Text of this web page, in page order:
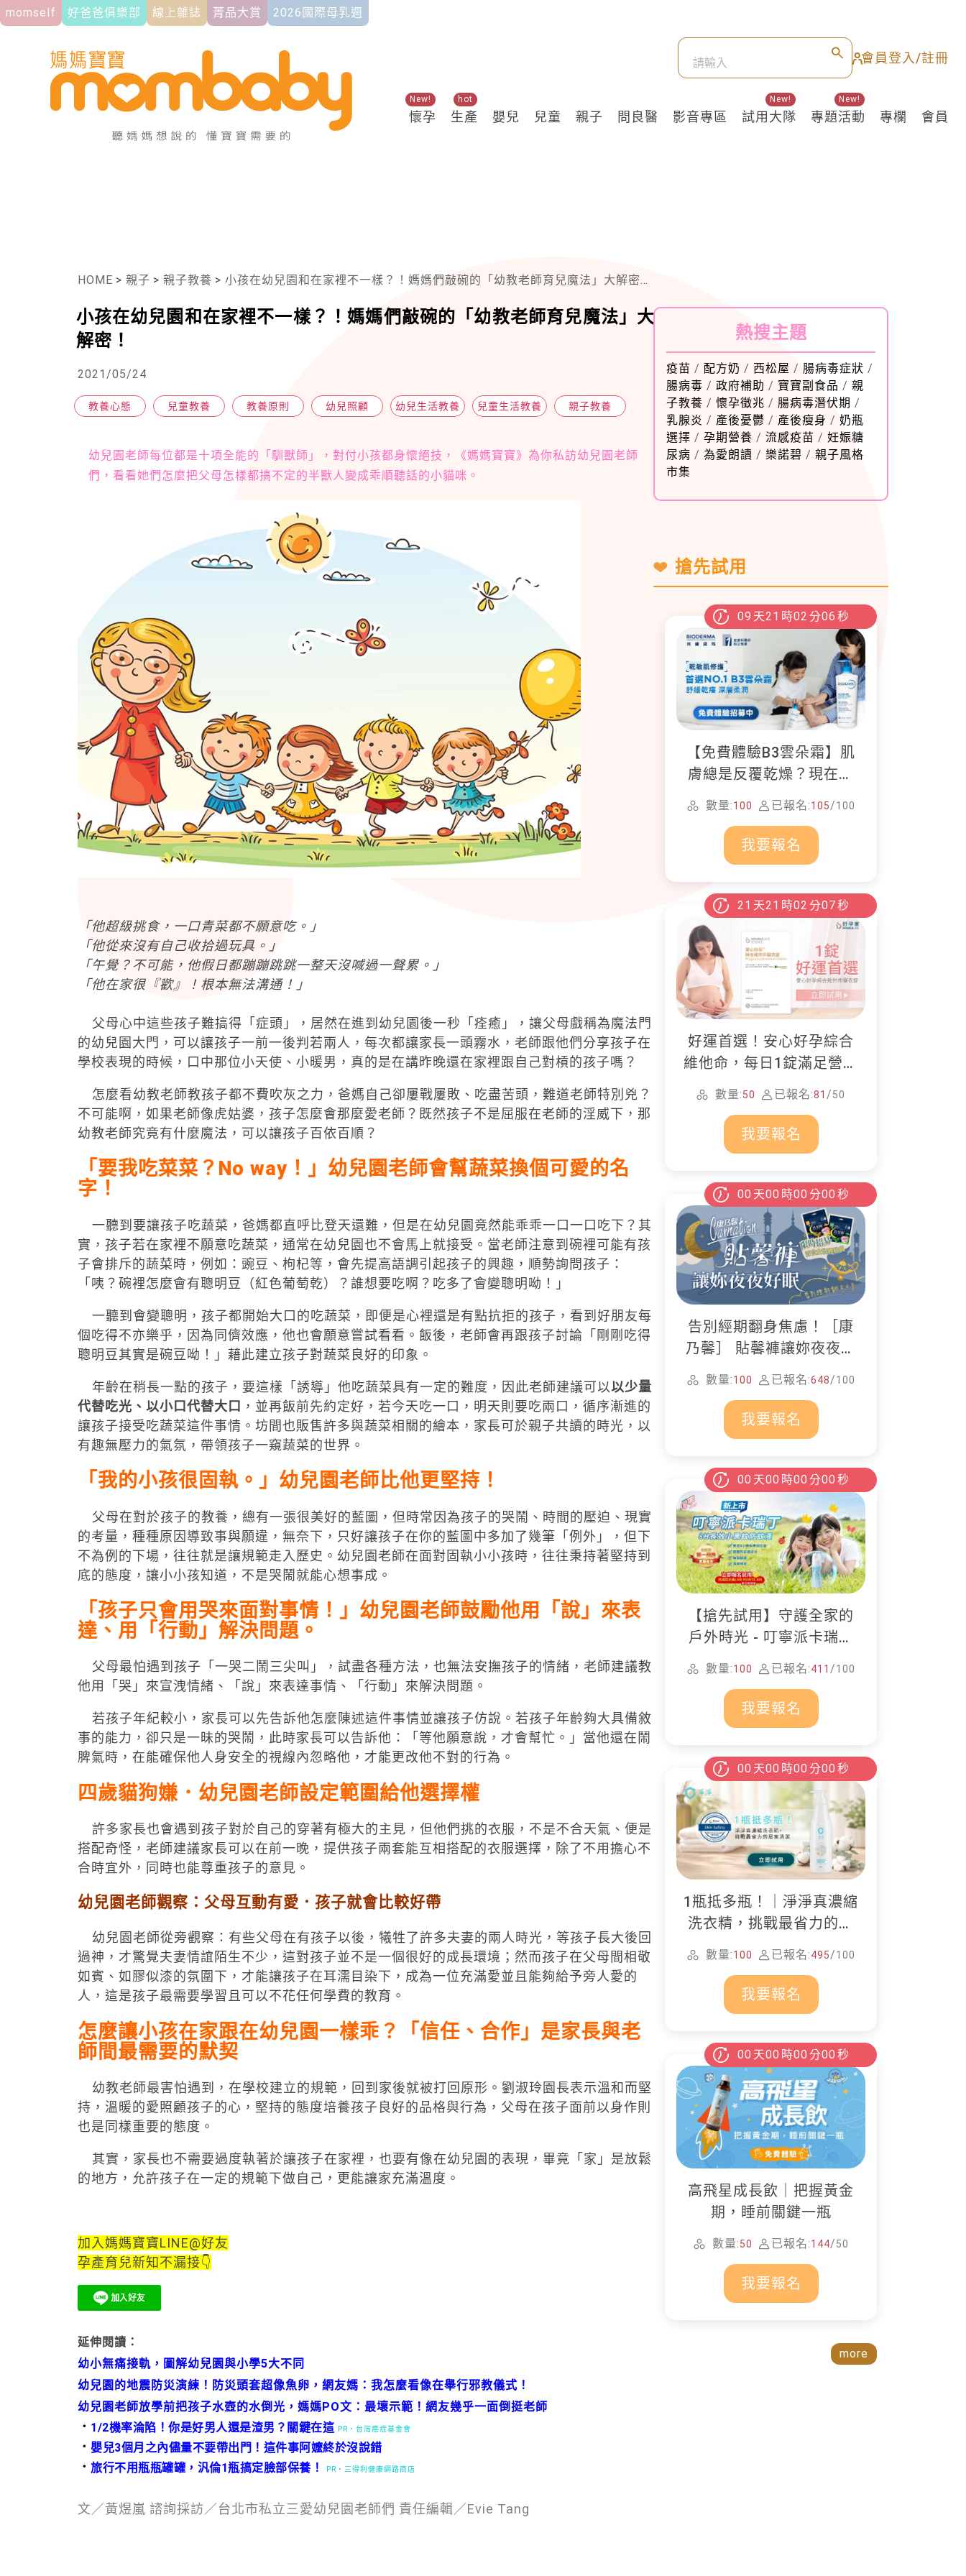
momself 好爸爸俱樂部 線上雜誌 菁品大賞 2026國際母乳週
會員登入/註冊
懷孕
New!
生產
hot
嬰兒 兒童 親子 問良醫 影音專區 試用大隊
New!
專題活動
New!
專欄 會員
HOME > 親子 > 親子教養 > 小孩在幼兒園和在家裡不一樣？！媽媽們敲碗的「幼教老師育兒魔法」大解密！
小孩在幼兒園和在家裡不一樣？！媽媽們敲碗的「幼教老師育兒魔法」大
解密！
2021/05/24
教養心態 兒童教養 教養原則 幼兒照顧 幼兒生活教養 兒童生活教養 親子教養
幼兒園老師每位都是十項全能的「馴獸師」，對付小孩都身懷絕技，《媽媽寶寶》為你私訪幼兒園老師
們，看看她們怎麼把父母怎樣都搞不定的半獸人變成乖順聽話的小貓咪。
「他超級挑食，一口青菜都不願意吃。」
「他從來沒有自己收拾過玩具。」
「午覺？不可能，他假日都蹦蹦跳跳一整天沒喊過一聲累。」
「他在家很『歡』！根本無法溝通！」
父母心中這些孩子難搞得「症頭」，居然在進到幼兒園後一秒「痊癒」，讓父母戲稱為魔法門
的幼兒園大門，可以讓孩子一前一後判若兩人，每次都讓家長一頭霧水，老師跟他們分享孩子在
學校表現的時候，口中那位小天使、小暖男，真的是在講昨晚還在家裡跟自己對槓的孩子嗎？
怎麼看幼教老師教孩子都不費吹灰之力，爸媽自己卻屢戰屢敗、吃盡苦頭，難道老師特別兇？
不可能啊，如果老師像虎姑婆，孩子怎麼會那麼愛老師？既然孩子不是屈服在老師的淫威下，那
幼教老師究竟有什麼魔法，可以讓孩子百依百順？
「要我吃菜菜？No way！」幼兒園老師會幫蔬菜換個可愛的名
字！
一聽到要讓孩子吃蔬菜，爸媽都直呼比登天還難，但是在幼兒園竟然能乖乖一口一口吃下？其
實，孩子若在家裡不願意吃蔬菜，通常在幼兒園也不會馬上就接受。當老師注意到碗裡可能有孩
子會排斥的蔬菜時，例如：豌豆、枸杞等，會先提高語調引起孩子的興趣，順勢詢問孩子：
「咦？碗裡怎麼會有聰明豆（紅色葡萄乾）？誰想要吃啊？吃多了會變聰明呦！」
一聽到會變聰明，孩子都開始大口的吃蔬菜，即便是心裡還是有點抗拒的孩子，看到好朋友每
個吃得不亦樂乎，因為同儕效應，他也會願意嘗試看看。飯後，老師會再跟孩子討論「剛剛吃得
聰明豆其實是碗豆呦！」藉此建立孩子對蔬菜良好的印象。
年齡在稍長一點的孩子，要這樣「誘導」他吃蔬菜具有一定的難度，因此老師建議可以以少量
代替吃光、以小口代替大口 ，並再飯前先約定好，若今天吃一口，明天則要吃兩口，循序漸進的
讓孩子接受吃蔬菜這件事情。坊間也販售許多與蔬菜相關的繪本，家長可於親子共讀的時光，以
有趣無壓力的氣氛，帶領孩子一窺蔬菜的世界。
「我的小孩很固執。」幼兒園老師比他更堅持！
父母在對於孩子的教養，總有一張很美好的藍圖，但時常因為孩子的哭鬧、時間的壓迫、現實
的考量，種種原因導致事與願違，無奈下，只好讓孩子在你的藍圖中多加了幾筆「例外」，但下
不為例的下場，往往就是讓規範走入歷史。幼兒園老師在面對固執小小孩時，往往秉持著堅持到
底的態度，讓小小孩知道，不是哭鬧就能心想事成。
「孩子只會用哭來面對事情！」幼兒園老師鼓勵他用「說」來表
達、用「行動」解決問題。
父母最怕遇到孩子「一哭二鬧三尖叫」，試盡各種方法，也無法安撫孩子的情緒，老師建議教
他用「哭」來宣洩情緒、「說」來表達事情、「行動」來解決問題。
若孩子年紀較小，家長可以先告訴他怎麼陳述這件事情並讓孩子仿說。若孩子年齡夠大具備敘
事的能力，卻只是一昧的哭鬧，此時家長可以告訴他：「等他願意說，才會幫忙。」當他還在鬧
脾氣時，在能確保他人身安全的視線內忽略他，才能更改他不對的行為。
四歲貓狗嫌．幼兒園老師設定範圍給他選擇權
許多家長也會遇到孩子對於自己的穿著有極大的主見，但他們挑的衣服，不是不合天氣、便是
搭配奇怪，老師建議家長可以在前一晚，提供孩子兩套能互相搭配的衣服選擇，除了不用擔心不
合時宜外，同時也能尊重孩子的意見。
幼兒園老師觀察：父母互動有愛．孩子就會比較好帶
幼兒園老師從旁觀察：有些父母在有孩子以後，犧牲了許多夫妻的兩人時光，等孩子長大後回
過神，才驚覺夫妻情誼陌生不少，這對孩子並不是一個很好的成長環境；然而孩子在父母間相敬
如賓、如膠似漆的氛圍下，才能讓孩子在耳濡目染下，成為一位充滿愛並且能夠給予旁人愛的
人，這是孩子最需要學習且可以不花任何學費的教育。
怎麼讓小孩在家跟在幼兒園一樣乖？「信任、合作」是家長與老
師間最需要的默契
幼教老師最害怕遇到，在學校建立的規範，回到家後就被打回原形。劉淑玲園長表示溫和而堅
持，溫暖的愛照顧孩子的心，堅持的態度培養孩子良好的品格與行為，父母在孩子面前以身作則
也是同樣重要的態度。
其實，家長也不需要過度執著於讓孩子在家裡，也要有像在幼兒園的表現，畢竟「家」是放鬆
的地方，允許孩子在一定的規範下做自己，更能讓家充滿溫度。
加入媽媽寶寶LINE@好友
孕產育兒新知不漏接👇
延伸閱讀：
幼小無痛接軌，圖解幼兒園與小學5大不同
幼兒園的地震防災演練！防災頭套超像魚卵，網友媽：我怎麼看像在舉行邪教儀式！
幼兒園老師放學前把孩子水壺的水倒光，媽媽PO文：最壞示範！網友幾乎一面倒挺老師
． 1/2機率淪陷！你是好男人還是渣男？關鍵在這 PR・台灣癌症基金會
．嬰兒3個月之內儘量不要帶出門！這件事阿嬤終於沒說錯
．旅行不用瓶瓶罐罐，汎倫1瓶搞定臉部保養！ PR・三得利健康網路商店
文／黃煜嵐 諮詢採訪／台北市私立三愛幼兒園老師們 責任編輯／Evie Tang
熱搜主題
疫苗 / 配方奶 / 西松屋 / 腸病毒症狀 /
腸病毒 / 政府補助 / 寶寶副食品 / 親
子教養 / 懷孕徵兆 / 腸病毒潛伏期 /
乳腺炎 / 產後憂鬱 / 產後瘦身 / 奶瓶
選擇 / 孕期營養 / 流感疫苗 / 妊娠糖
尿病 / 為愛朗讀 / 樂諾碧 / 親子風格
市集
搶先試用
09 天21 時02 分05 秒
【免費體驗B3雲朵霜】肌
膚總是反覆乾燥？現在就
加入貝膚黛瑪修護體驗計
畫！
數量:100 已報名:105/100
我要報名
21 天21 時02 分06秒
好運首選！安心好孕綜合
維他命，每日1錠滿足營養
所需
數量:50 已報名:81 /50
我要報名
00 天00 時00 分00 秒
告別經期翻身焦慮！［康
乃馨］ 貼馨褲讓妳夜夜好
數量:100 已報名:648/100
我要報名
00 天00 時00 分00 秒
【搶先試用】守護全家的
戶外時光 - 叮寧派卡瑞丁
防蚊液
數量:100 已報名:411 /100
我要報名
00 天00 時00 分00 秒
1瓶抵多瓶！｜淨淨真濃縮
洗衣精，挑戰最省力的居
家清潔
數量:100 已報名:495/100
我要報名
00 天00 時00 分00 秒
高飛星成長飲｜把握黃金
期，睡前關鍵一瓶
數量:50 已報名:144/50
我要報名
more